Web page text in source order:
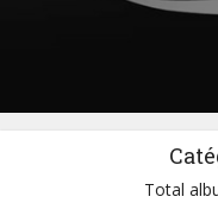
Total